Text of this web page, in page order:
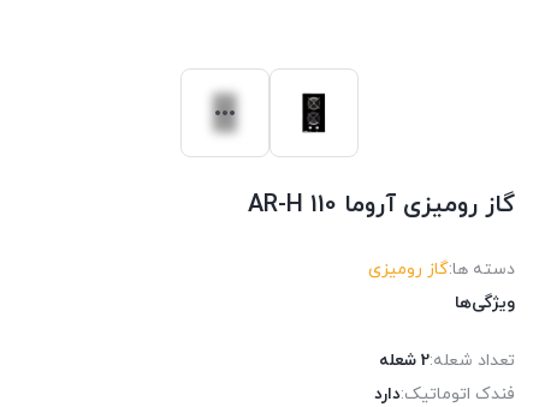
گاز رومیزی آروما AR-H 110
دسته ها:گاز رومیزی
ویژگی‌ها
تعداد شعله:2 شعله
فندک اتوماتیک:دارد